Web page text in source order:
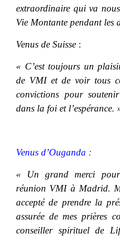
extraordinaire qui va
Vie Montante pendant les
Venus de Suisse :
« C’est toujours un
de VMI et de voir tous
convictions pour
dans la foi et l’espérance.
Venus d’Ouganda :
« Un grand merci
réunion VMI à Madrid.
accepté de prendre la
assurée de mes prières
conseiller spirituel de